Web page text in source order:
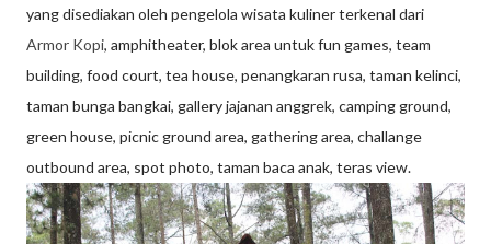
yang disediakan oleh pengelola wisata kuliner terkenal dari
Armor Kopi, amphitheater, blok area untuk fun games, team
building, food court, tea house, penangkaran rusa, taman kelinci,
taman bunga bangkai, gallery jajanan anggrek, camping ground,
green house, picnic ground area, gathering area, challange
outbound area, spot photo, taman baca anak, teras view.